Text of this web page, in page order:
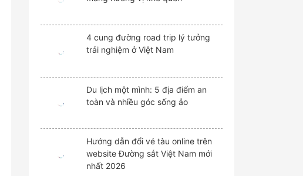
4 cung đường road trip lý tưởng
trải nghiệm ở Việt Nam
Du lịch một mình: 5 địa điểm an
toàn và nhiều góc sống ảo
Hướng dẫn đổi vé tàu online trên
website Đường sắt Việt Nam mới
nhất 2026